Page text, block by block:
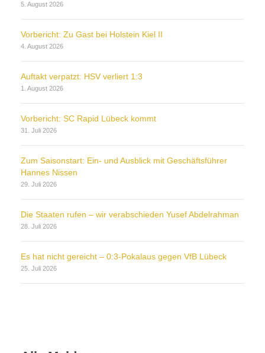
5. August 2026
Vorbericht: Zu Gast bei Holstein Kiel II
4. August 2026
Auftakt verpatzt: HSV verliert 1:3
1. August 2026
Vorbericht: SC Rapid Lübeck kommt
31. Juli 2026
Zum Saisonstart: Ein- und Ausblick mit Geschäftsführer
Hannes Nissen
29. Juli 2026
Die Staaten rufen – wir verabschieden Yusef Abdelrahman
28. Juli 2026
Es hat nicht gereicht – 0:3-Pokalaus gegen VfB Lübeck
25. Juli 2026